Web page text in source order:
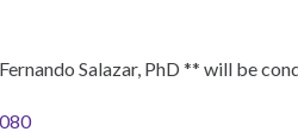
Salazar, PhD ** will be